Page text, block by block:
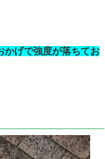
かげで強度が落ちてお